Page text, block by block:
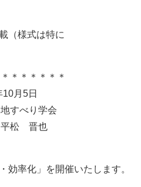
（様式は特に
＊＊＊＊＊＊
会
効率化」を開催いたします。